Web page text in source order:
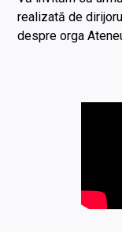
realizată de
despre orga